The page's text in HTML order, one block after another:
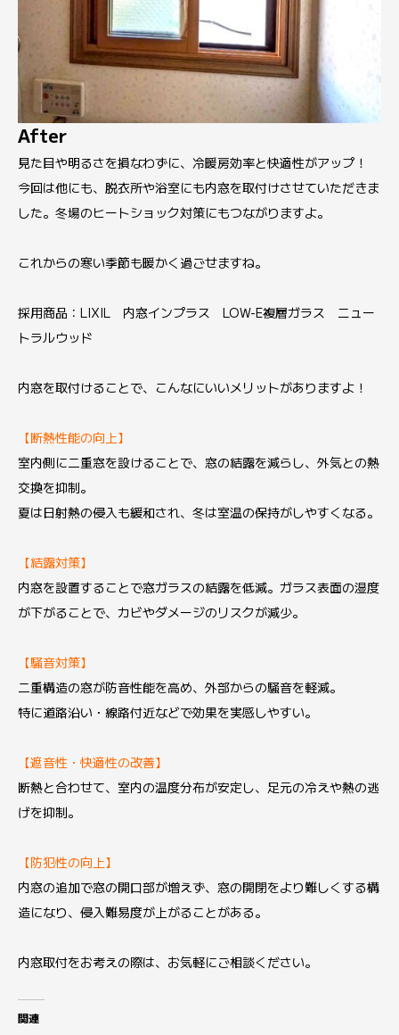
After
見た目や明るさを損なわずに、冷暖房効率と快適性がアップ！
今回は他にも、脱衣所や浴室にも内窓を取付けさせていただきま
した。冬場のヒートショック対策にもつながりますよ。
これからの寒い季節も暖かく過ごせますね。
採用商品：LIXIL 内窓インプラス LOW-E複層ガラス ニュー
トラルウッド
内窓を取付けることで、こんなにいいメリットがありますよ！
【断熱性能の向上】
室内側に二重窓を設けることで、窓の結露を減らし、外気との熱
交換を抑制。
夏は日射熱の侵入も緩和され、冬は室温の保持がしやすくなる。
【結露対策】
内窓を設置することで窓ガラスの結露を低減。ガラス表面の湿度
が下がることで、カビやダメージのリスクが減少。
【騒音対策】
二重構造の窓が防音性能を高め、外部からの騒音を軽減。
特に道路沿い・線路付近などで効果を実感しやすい。
【遮音性・快適性の改善】
断熱と合わせて、室内の温度分布が安定し、足元の冷えや熱の逃
げを抑制。
【防犯性の向上】
内窓の追加で窓の開口部が増えず、窓の開閉をより難しくする構
造になり、侵入難易度が上がることがある。
内窓取付をお考えの際は、お気軽にご相談ください。
関連